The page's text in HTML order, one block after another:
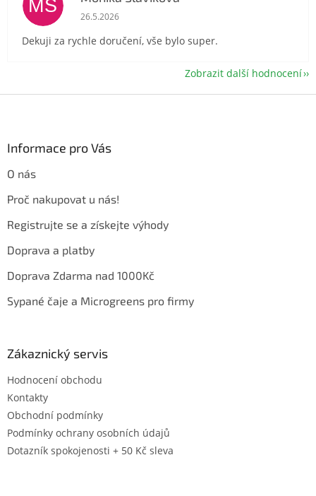
MS Hodnocení obchodu je 5 z 5 hvězdiček.
26.5.2026
Dekuji za rychle doručení, vše bylo super.
Zobrazit další hodnocení
Informace pro Vás
O nás
Proč nakupovat u nás!
Registrujte se a získejte výhody
Doprava a platby
Doprava Zdarma nad 1000Kč
Sypané čaje a Microgreens pro firmy
Zákaznický servis
Hodnocení obchodu
Kontakty
Obchodní podmínky
Podmínky ochrany osobních údajů
Dotazník spokojenosti + 50 Kč sleva